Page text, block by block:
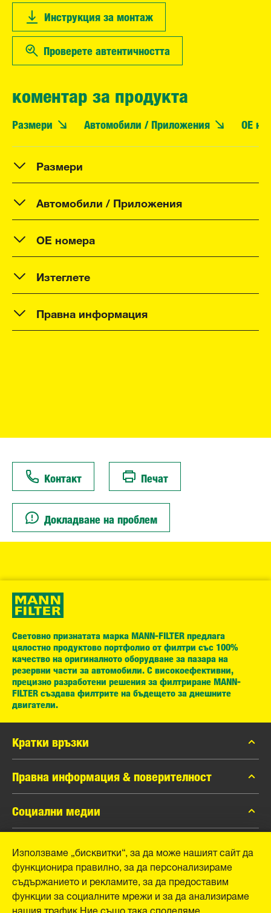
Инструкция за монтаж
Проверете автентичността
коментар за продукта
Размери Автомобили / Приложения OE
Размери
Автомобили / Приложения
OE номера
Изтеглете
Правна информация
Контакт Печат
Докладване на проблем
Световно признатата марка MANN-FILTER предлага
цялостно продуктово портфолио от филтри със 100%
качество на оригиналното оборудване за пазара на
резервни части за автомобили. С високоефективни,
прецизно разработени решения за филтриране MANN-
FILTER създава филтрите на бъдещето за днешните
двигатели.
Кратки връзки
каталог MANN-FILTER
Контакти
Правна информация & поверителност
Защита на личните данни
Официално уведомление
Отпечатък
Социални медии
Instagram
YouTube
MANN+HUMMEL GmbH
Schwieberdinger Straße 126
71636 Ludwigsburg
Използваме „бисквитки“, за да може нашият сайт да
функционира правилно, за да персонализираме
съдържанието и рекламите, за да предоставим
функции за социалните мрежи и за да анализираме
нашия трафик.Ние също така споделяме